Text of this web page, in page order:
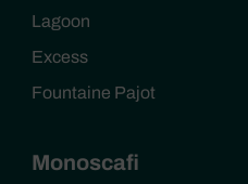
Lagoon
Excess
Fountaine Pajot
Monoscafi